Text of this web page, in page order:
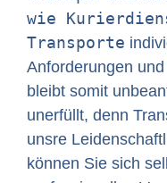
wie
Transporte
Anforderungen
bleibt somit
unerfüllt, denn
unsre
können Sie sich